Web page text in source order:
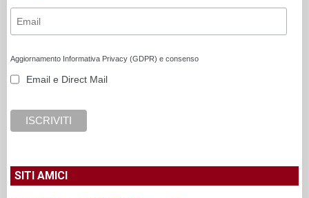
Aggiornamento Informativa Privacy (GDPR) e consenso
Email e Direct Mail
SITI AMICI